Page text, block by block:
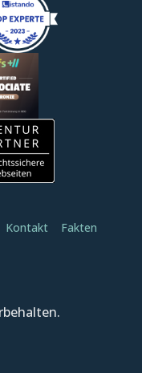
Kontakt
Fakten